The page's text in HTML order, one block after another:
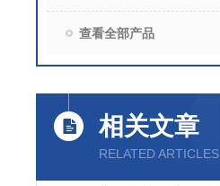
查看全部产品
相关文章
RELATED ARTICLES